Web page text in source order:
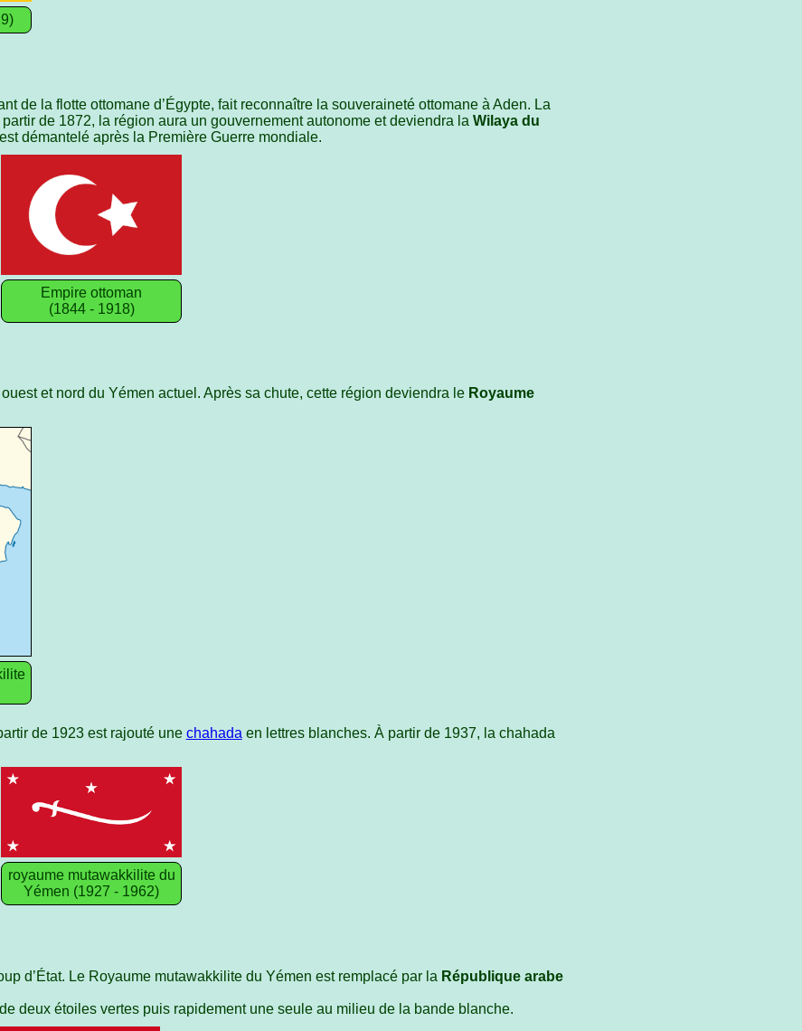
de la flotte ottomane d’Égypte, fait reconnaître la souveraineté ottomane à Aden. La
de 1872, la région aura un gouvernement autonome et deviendra laWilaya du
est démantelé après la Première Guerre mondiale.
Empire ottoman
(1844 - 1918)
et nord du Yémen actuel. Après sa chute, cette région deviendra le Royaume
de 1923 est rajouté une chahada en lettres blanches. À partir de 1937, la chahada
royaume mutawakkilite du
Yémen (1927 - 1962)
d’État. Le Royaume mutawakkilite du Yémen est remplacé par la République arabe
deux étoiles vertes puis rapidement une seule au milieu de la bande blanche.